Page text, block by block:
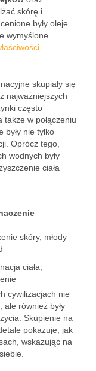
skórę i
były oleje
wymyślone
skupiały się
najważniejszych
często
także w połączeniu
były nie tylko
Oprócz tego,
wodnych były
ciała
skóry, młody
ciała,
cywilizacjach nie
ale również były
Skupienie na
pokazuje, jak
wskazując na